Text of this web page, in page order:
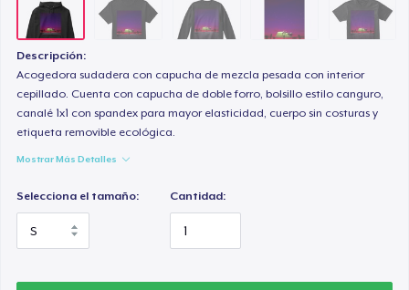
Descripción:
Acogedora sudadera con capucha de mezcla pesada con interior
cepillado. Cuenta con capucha de doble forro, bolsillo estilo canguro,
canalé 1x1 con spandex para mayor elasticidad, cuerpo sin costuras y
etiqueta removible ecológica.
Mostrar Más Detalles
Selecciona el tamaño: Cantidad: